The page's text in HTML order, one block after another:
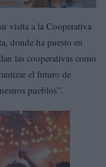
visita a la Cooperativa
donde ha puesto en
las cooperativas como
el futuro de
pueblos”.